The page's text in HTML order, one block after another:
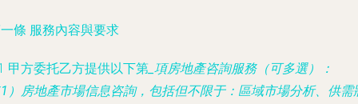
條 服務內容與要求
甲方委托乙方提供以下第 _項房地產咨詢服務（可多選）：
）房地產市場信息咨詢，包括但不限于：區域市場分析、供需